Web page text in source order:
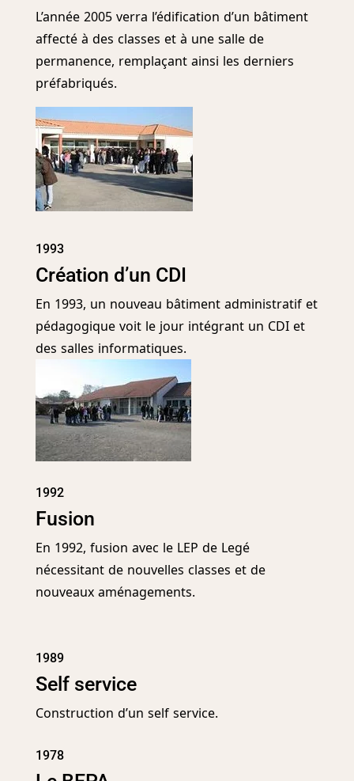
L’année 2005 verra l’édification d’un bâtiment
affecté à des classes et à une salle de
permanence, remplaçant ainsi les derniers
préfabriqués.
1993
Création d’un CDI
En 1993, un nouveau bâtiment administratif et
pédagogique voit le jour intégrant un CDI et
des salles informatiques.
1992
Fusion
En 1992, fusion avec le LEP de Legé
nécessitant de nouvelles classes et de
nouveaux aménagements.
1989
Self service
Construction d’un self service.
1978